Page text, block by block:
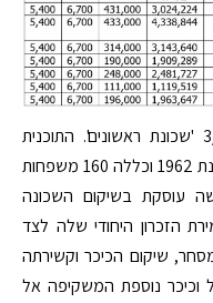
המכרז הוא חלק מתכנית 3/130/03/24 'שכונת ראשונים'. התוכנית
בשכונה הראשונה של ערד שהוקמה בשנת 1962 וכללה 160 משפחות
עוסקת בשיקום השכונה
הזכרון היחודי שלה לצד
ציבור ומסחר, שיקום הכיכר וקשירתה
וכיכר נוספת המשקיפה אל